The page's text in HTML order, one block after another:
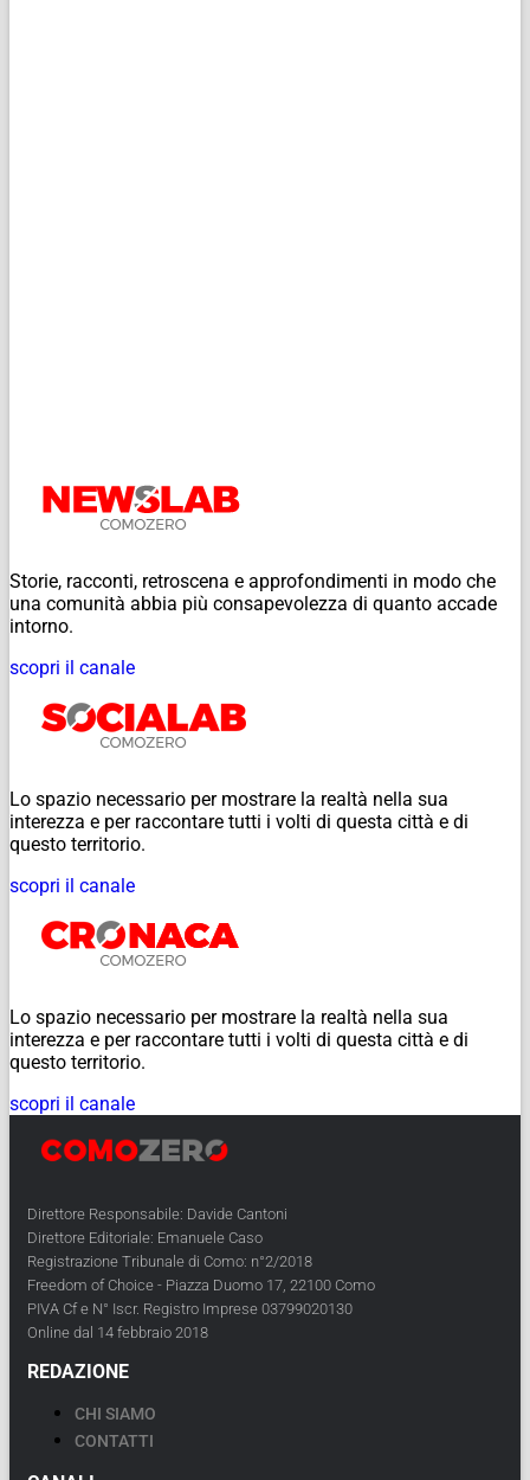
Storie, racconti, retroscena e approfondimenti in modo che
una comunità abbia più consapevolezza di quanto accade
intorno.
scopri il canale
Lo spazio necessario per mostrare la realtà nella sua
interezza e per raccontare tutti i volti di questa città e di
questo territorio.
scopri il canale
Lo spazio necessario per mostrare la realtà nella sua
interezza e per raccontare tutti i volti di questa città e di
questo territorio.
scopri il canale
Direttore Responsabile: Davide Cantoni
Direttore Editoriale: Emanuele Caso
Registrazione Tribunale di Como: n°2/2018
Freedom of Choice - Piazza Duomo 17, 22100 Como
PIVA Cf e N° Iscr. Registro Imprese 03799020130
Online dal 14 febbraio 2018
REDAZIONE
CHI SIAMO
CONTATTI